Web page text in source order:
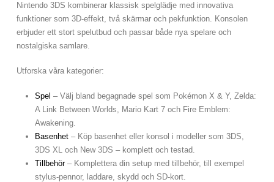
Nintendo 3DS kombinerar klassisk spelglädje med innovativa
funktioner som 3D-effekt, två skärmar och pekfunktion. Konsolen
erbjuder ett stort spelutbud och passar både nya spelare och
nostalgiska samlare.
Utforska våra kategorier:
Spel – Välj bland begagnade spel som Pokémon X & Y, Zelda:
A Link Between Worlds, Mario Kart 7 och Fire Emblem:
Awakening.
Basenhet – Köp basenhet eller konsol i modeller som 3DS,
3DS XL och New 3DS – komplett och testad.
Tillbehör– Komplettera din setup med tillbehör, till exempel
stylus-pennor, laddare, skydd och SD-kort.